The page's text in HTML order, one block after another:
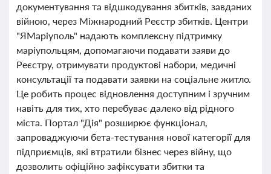
документування та відшкодування збитків, завданих
війною, через Міжнародний Реєстр збитків. Центри
"ЯМаріуполь" надають комплексну підтримку
маріупольцям, допомагаючи подавати заяви до
Реєстру, отримувати продуктові набори, медичні
консультації та подавати заявки на соціальне житло.
Це робить процес відновлення доступним і зручним
навіть для тих, хто перебуває далеко від рідного
міста. Портал "Дія" розширює функціонал,
запроваджуючи бета-тестування нової категорії для
підприємців, які втратили бізнес через війну, що
дозволить офіційно зафіксувати збитки та